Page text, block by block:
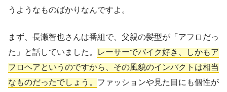
うようなものばかりなんですよ。
まず、長瀬智也さんは番組で、父親の髪型が「アフロだっ
た」と話していました。
レーサーでバイク好き、しかもア
フロヘアというのですから、その風貌のインパクトは相当
なものだったでしょう。 ファッションや見た目にも個性が